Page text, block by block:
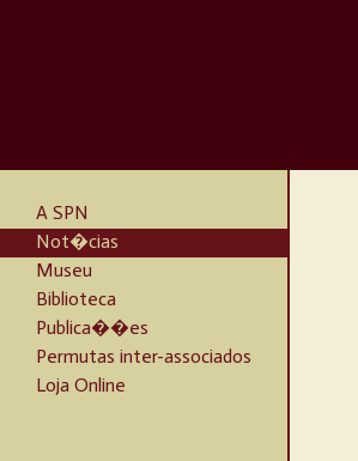
A SPN
Not�cias
Museu
Biblioteca
Publica��es
Permutas inter-associados
Loja Online